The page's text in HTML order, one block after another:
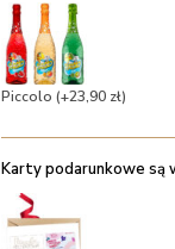
Piccolo (+23,90 zł)
Karty podarunkowe są